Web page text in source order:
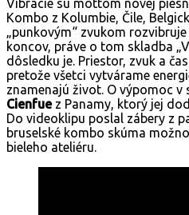
Vibrácie sú mottom novej
Kombo z Kolumbie, Čile,
„punkovým“ zvukom
koncov, práve o tom skladba
dôsledku je. Priestor, zvuk a
pretože všetci vytvárame
znamenajú život. O výpomoc v
Cienfuez Panamy, ktorý jej
Do videoklipu poslal zábery z
bruselské kombo skúma
bieleho ateliéru.